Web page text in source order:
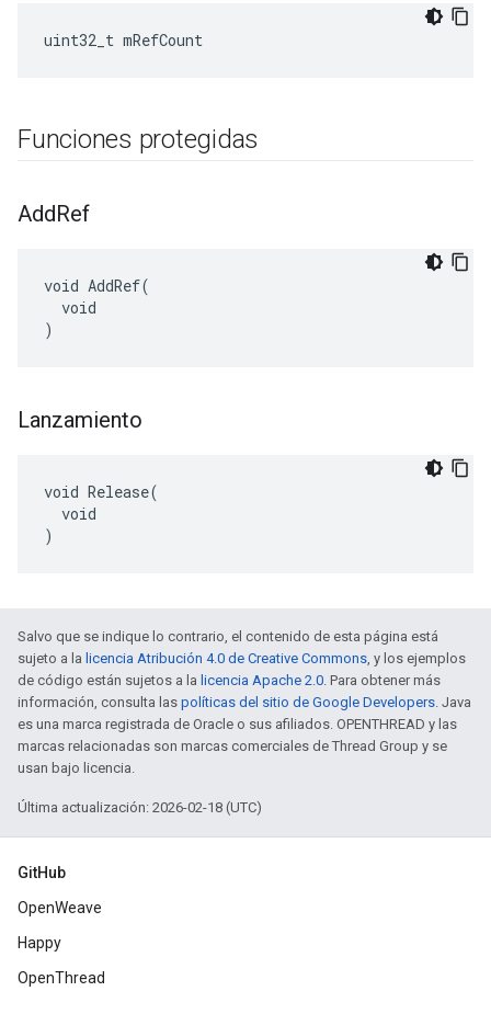
uint32_t mRefCount
Funciones protegidas
AddRef
void AddRef(
  void
)
Lanzamiento
void Release(
  void
)
Salvo que se indique lo contrario, el contenido de esta página está
sujeto a la licencia Atribución 4.0 de Creative Commons, y los ejemplos
de código están sujetos a la licencia Apache 2.0. Para obtener más
información, consulta las políticas del sitio de Google Developers. Java
es una marca registrada de Oracle o sus afiliados. OPENTHREAD y las
marcas relacionadas son marcas comerciales de Thread Group y se
usan bajo licencia.
Última actualización: 2026-02-18 (UTC)
GitHub
OpenWeave
Happy
OpenThread